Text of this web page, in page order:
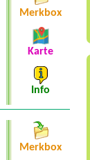
Merkbox
Karte
Info
Merkbox